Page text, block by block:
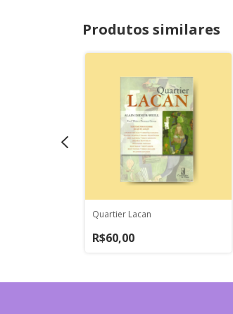
Produtos similares
Quartier Lacan
R$60,00